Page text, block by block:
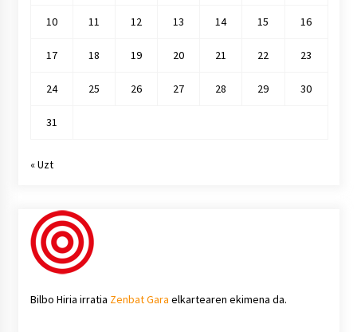
10 11 12 13 14 15 16
17 18 19 20 21 22 23
24 25 26 27 28 29 30
31
« Uzt
Bilbo Hiria irratia Zenbat Gara elkartearen ekimena da.